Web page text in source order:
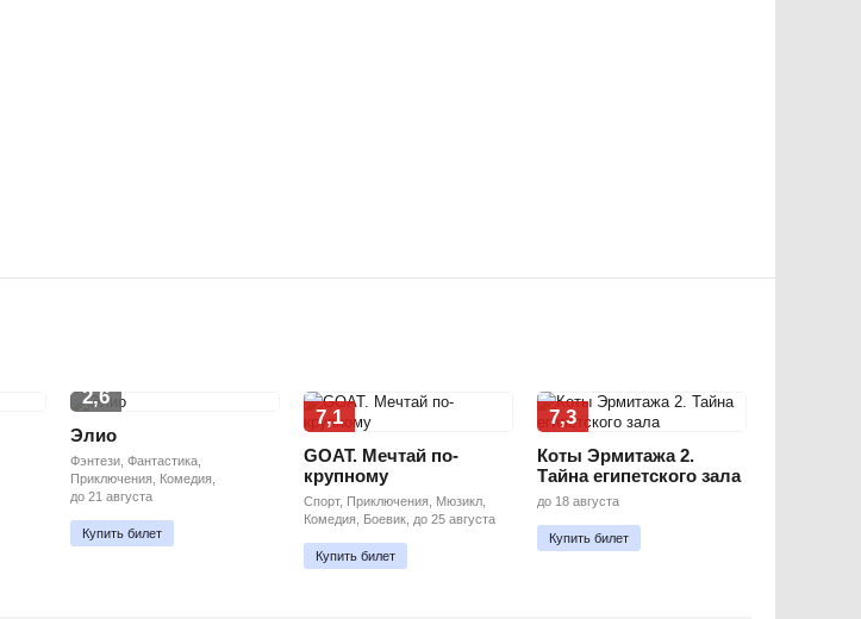
2,6
Элио
Фэнтези, Фантастика,
Приключения, Комедия,
до 21 августа
Купить билет
7,1
GOAT. Мечтай по-
крупному
Спорт, Приключения, Мюзикл,
Комедия, Боевик, до 25 августа
Купить билет
7,3
Коты Эрмитажа 2.
Тайна египетского зала
до 18 августа
Купить билет